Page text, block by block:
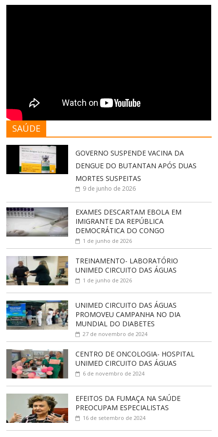
SAÚDE
GOVERNO SUSPENDE VACINA DA
DENGUE DO BUTANTAN APÓS DUAS
MORTES SUSPEITAS
9 de junho de 2026
EXAMES DESCARTAM EBOLA EM
IMIGRANTE DA REPÚBLICA
DEMOCRÁTICA DO CONGO
1 de junho de 2026
TREINAMENTO- LABORATÓRIO
UNIMED CIRCUITO DAS ÁGUAS
1 de junho de 2026
UNIMED CIRCUITO DAS ÁGUAS
PROMOVEU CAMPANHA NO DIA
MUNDIAL DO DIABETES
27 de novembro de 2024
CENTRO DE ONCOLOGIA- HOSPITAL
UNIMED CIRCUITO DAS ÁGUAS
6 de novembro de 2024
EFEITOS DA FUMAÇA NA SAÚDE
PREOCUPAM ESPECIALISTAS
16 de setembro de 2024